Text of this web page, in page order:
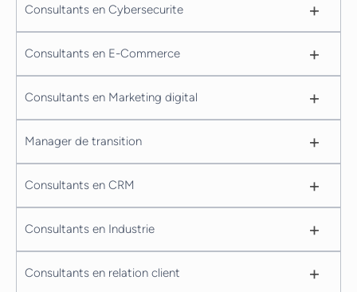
Consultants en Cybersecurite +
Consultants en E-Commerce +
Consultants en Marketing digital +
Manager de transition +
Consultants en CRM +
Consultants en Industrie +
Consultants en relation client +